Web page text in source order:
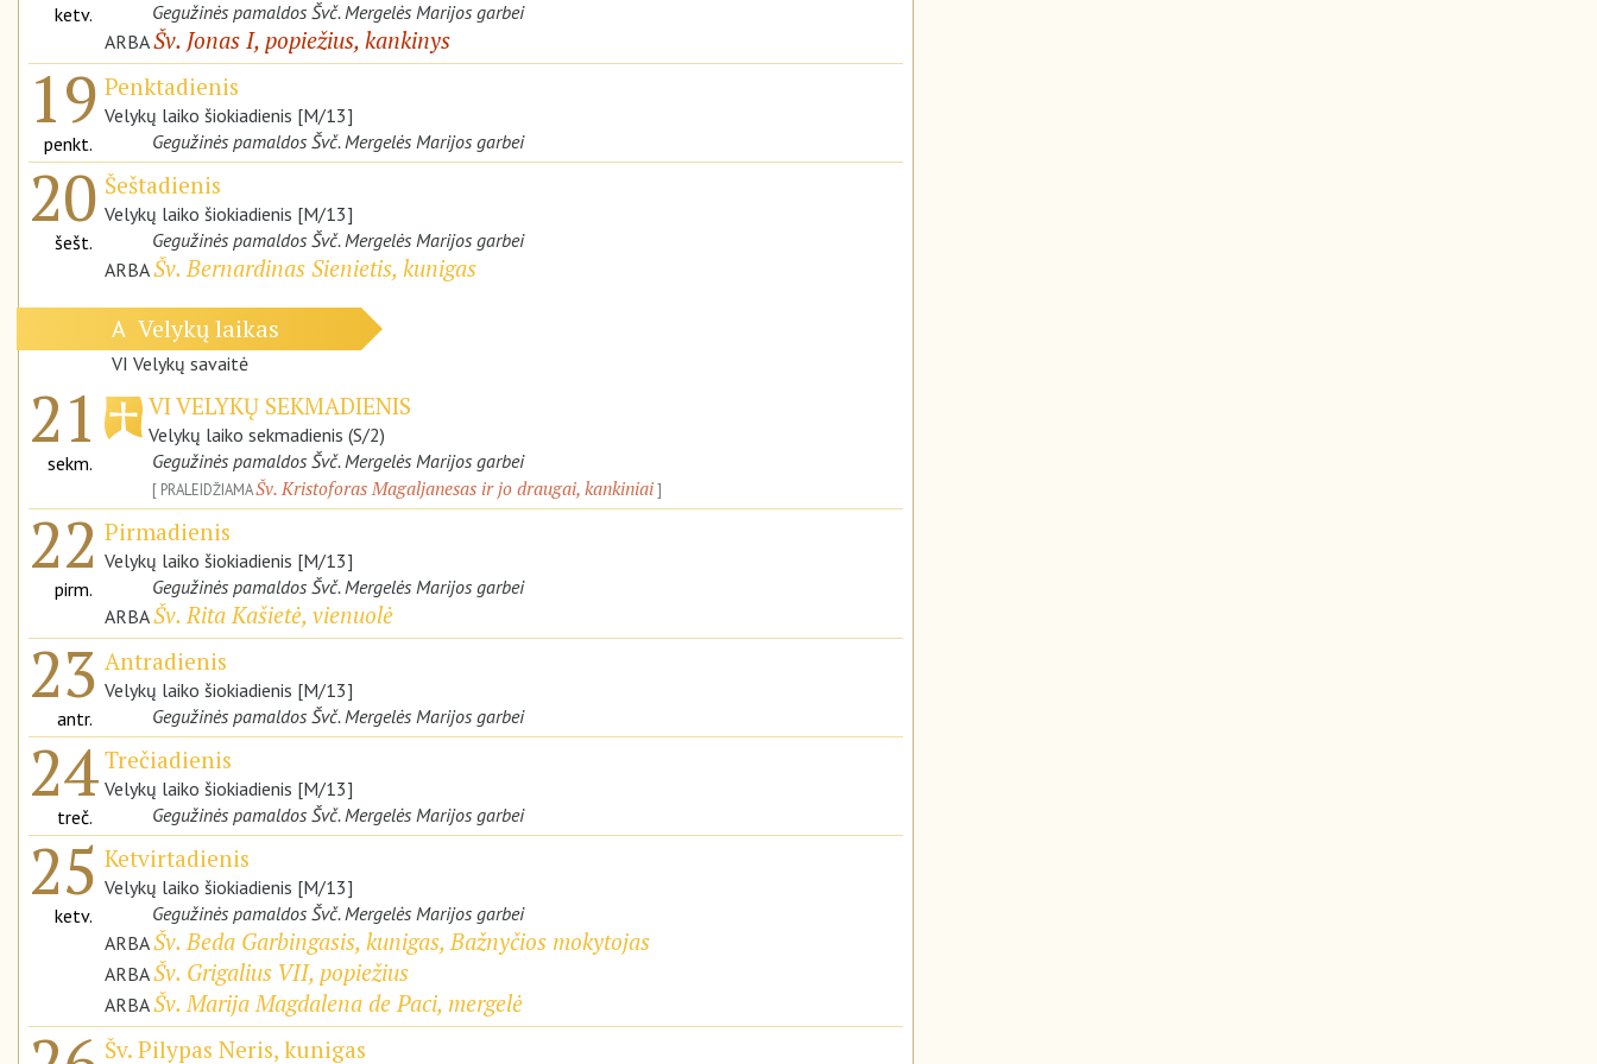
ketv.
Gegužinės pamaldos Švč. Mergelės Marijos garbei
ARBAŠv. Jonas I, popiežius, kankinys
19
penkt.
Penktadienis
Velykų laiko šiokiadienis [M/13]
Gegužinės pamaldos Švč. Mergelės Marijos garbei
20
šešt.
Šeštadienis
Velykų laiko šiokiadienis [M/13]
Gegužinės pamaldos Švč. Mergelės Marijos garbei
ARBAŠv. Bernardinas Sienietis, kunigas
A Velykų laikas
VI Velykų savaitė
21
sekm.
VI VELYKŲ SEKMADIENIS
Velykų laiko sekmadienis (S/2)
Gegužinės pamaldos Švč. Mergelės Marijos garbei
PRALEIDŽIAMAŠv. Kristoforas Magaljanesas ir jo draugai, kankiniai
22
pirm.
Pirmadienis
Velykų laiko šiokiadienis [M/13]
Gegužinės pamaldos Švč. Mergelės Marijos garbei
ARBAŠv. Rita Kašietė, vienuolė
23
antr.
Antradienis
Velykų laiko šiokiadienis [M/13]
Gegužinės pamaldos Švč. Mergelės Marijos garbei
24
treč.
Trečiadienis
Velykų laiko šiokiadienis [M/13]
Gegužinės pamaldos Švč. Mergelės Marijos garbei
25
ketv.
Ketvirtadienis
Velykų laiko šiokiadienis [M/13]
Gegužinės pamaldos Švč. Mergelės Marijos garbei
ARBAŠv. Beda Garbingasis, kunigas, Bažnyčios mokytojas
ARBAŠv. Grigalius VII, popiežius
ARBAŠv. Marija Magdalena de Paci, mergelė
Šv. Pilypas Neris, kunigas